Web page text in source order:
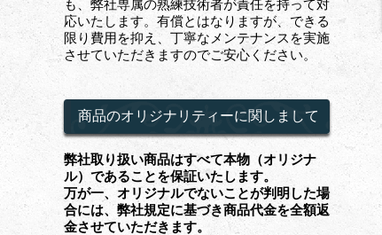
も、弊社専属の熟練技術者が責任を持って対
応いたします。有償とはなりますが、できる
限り費用を抑え、丁寧なメンテナンスを実施
させていただきますのでご安心ください。
商品のオリジナリティーに関しまして
弊社取り扱い商品はすべて本物（オリジナ
ル）であることを保証いたします。
万が一、オリジナルでないことが判明した場
合には、弊社規定に基づき商品代金を全額返
金させていただきます。